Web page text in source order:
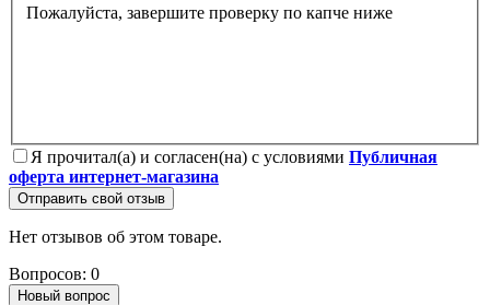
Пожалуйста, завершите проверку по капче ниже
Я прочитал(а) и согласен(на) с условиями Публичная
оферта интернет-магазина
Отправить свой отзыв
Нет отзывов об этом товаре.
Вопросов: 0
Новый вопрос